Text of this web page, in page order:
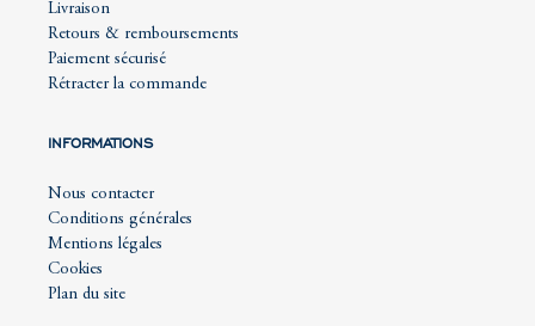
Livraison
Retours & remboursements
Paiement sécurisé
Rétracter la commande
INFORMATIONS
Nous contacter
Conditions générales
Mentions légales
Cookies
Plan du site